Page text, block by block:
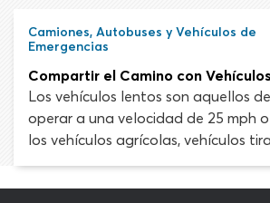
Camiones, Autobuses y Vehículos de
Emergencias
Compartir el Camino con
Los vehículos lentos son aquellos
operar a una velocidad de 25 mph
los vehículos agrícolas, vehículos
animales, vehículos de